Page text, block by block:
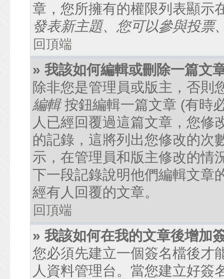
章，您所擁有的權限列表顯示
發表新主題、您可以參與投票
回頂端
» 我該如何編輯或刪除一篇文
除非您是管理員或版主，否則
編輯按鈕編輯一篇文章 (有時
人已經回覆過這篇文章，您修
的記錄，這將列出您修改的次
示，在管理員和版主修改的情
下一段記錄說明他們編輯文章
經有人回覆的文章。
回頂端
» 我該如何在我的文章後增加
您必須先建立一個簽名檔後才
人資料管理台。當您建立好簽